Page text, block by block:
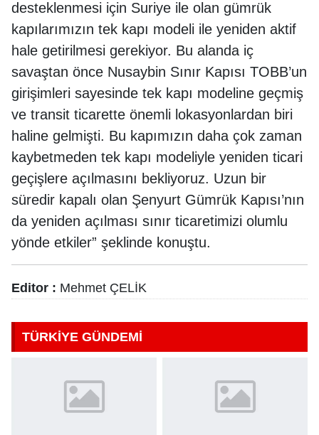
desteklenmesi için Suriye ile olan gümrük
kapılarımızın tek kapı modeli ile yeniden aktif
hale getirilmesi gerekiyor. Bu alanda iç
savaştan önce Nusaybin Sınır Kapısı TOBB’un
girişimleri sayesinde tek kapı modeline geçmiş
ve transit ticarette önemli lokasyonlardan biri
haline gelmişti. Bu kapımızın daha çok zaman
kaybetmeden tek kapı modeliyle yeniden ticari
geçişlere açılmasını bekliyoruz. Uzun bir
süredir kapalı olan Şenyurt Gümrük Kapısı’nın
da yeniden açılması sınır ticaretimizi olumlu
yönde etkiler” şeklinde konuştu.
Editor : Mehmet ÇELİK
TÜRKİYE GÜNDEMİ